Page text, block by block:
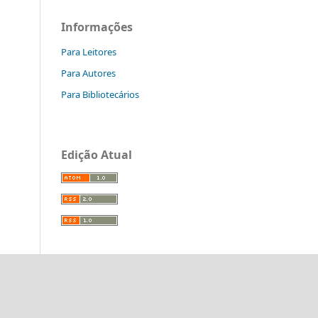
Informações
Para Leitores
Para Autores
Para Bibliotecários
Edição Atual